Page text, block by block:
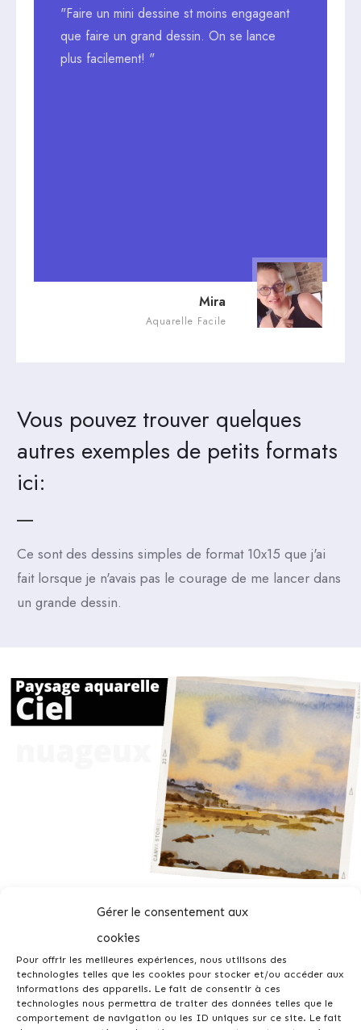
Gérer le consentement aux
cookies
Pour offrir les meilleures expériences, nous utilisons des
technologies telles que les cookies pour stocker et/ou accéder aux
informations des appareils. Le fait de consentir à ces
technologies nous permettra de traiter des données telles que le
comportement de navigation ou les ID uniques sur ce site. Le fait
"Faire un mini dessine st moins engageant
que faire un grand dessin. On se lance
plus facilement! "
Mira
Aquarelle Facile
Vous pouvez trouver quelques
autres exemples de petits formats
ici:
Ce sont des dessins simples de format 10x15 que j'ai
fait lorsque je n'avais pas le courage de me lancer dans
un grande dessin.